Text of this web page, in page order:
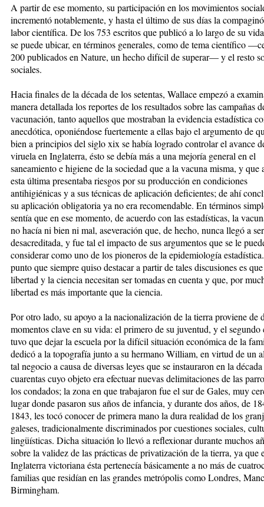
A partir de ese momento, su participación en los movimientos
incrementó notablemente, y hasta el último de sus días la
labor científica. De los 753 escritos que publicó a lo largo de su
se puede ubicar, en términos generales, como de tema científico
200 publicados en Nature, un hecho difícil de superar— y el resto
sociales.
Hacia finales de la década de los setentas, Wallace empezó a
manera detallada los reportes de los resultados sobre las campañas
vacunación, tanto aquellos que mostraban la evidencia estadística
anecdótica, oponiéndose fuertemente a ellas bajo el argumento de
bien a principios del siglo xix se había logrado controlar el avance
viruela en Inglaterra, ésto se debía más a una mejoría general en el
saneamiento e higiene de la sociedad que a la vacuna misma, y que
esta última presentaba riesgos por su producción en condiciones
antihigiénicas y a sus técnicas de aplicación deficientes; de ahí
su aplicación obligatoria ya no era recomendable. En términos
sentía que en ese momento, de acuerdo con las estadísticas, la
no hacía ni bien ni mal, aseveración que, de hecho, nunca llegó a ser
desacreditada, y fue tal el impacto de sus argumentos que se le
considerar como uno de los pioneros de la epidemiología
punto que siempre quiso destacar a partir de tales discusiones es
libertad y la ciencia necesitan ser tomadas en cuenta y que, por
libertad es más importante que la ciencia.
Por otro lado, su apoyo a la nacionalización de la tierra proviene de
momentos clave en su vida: el primero de su juventud, y el segundo
tuvo que dejar la escuela por la difícil situación económica de la
dedicó a la topografía junto a su hermano William, en virtud de un
tal negocio a causa de diversas leyes que se instauraron en la
cuarentas cuyo objeto era efectuar nuevas delimitaciones de las
los condados; la zona en que trabajaron fue el sur de Gales, muy
lugar donde pasaron sus años de infancia, y durante dos años, de
1843, les tocó conocer de primera mano la dura realidad de los
galeses, tradicionalmente discriminados por cuestiones sociales,
lingüísticas. Dicha situación lo llevó a reflexionar durante muchos
sobre la validez de las prácticas de privatización de la tierra, ya que
Inglaterra victoriana ésta pertenecía básicamente a no más de
familias que residían en las grandes metrópolis como Londres,
Birmingham.